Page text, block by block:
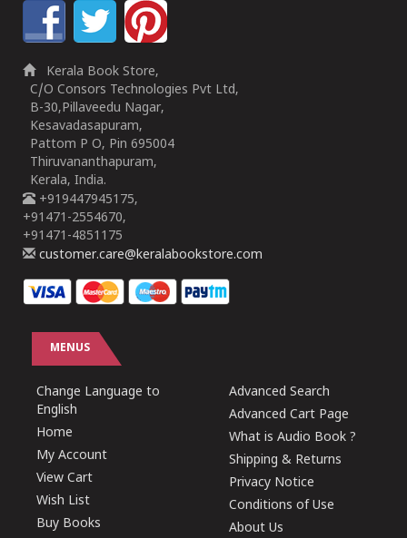
Kerala Book Store,
C/O Consors Technologies Pvt Ltd,
B-30,Pillaveedu Nagar,
Kesavadasapuram,
Pattom P O, Pin 695004
Thiruvananthapuram,
Kerala, India.
+919447945175,
+91471-2554670,
+91471-4851175
customer.care@keralabookstore.com
MENUS
Change Language to
English
Home
My Account
View Cart
Wish List
Buy Books
Advanced Search
Advanced Cart Page
What is Audio Book ?
Shipping & Returns
Privacy Notice
Conditions of Use
About Us